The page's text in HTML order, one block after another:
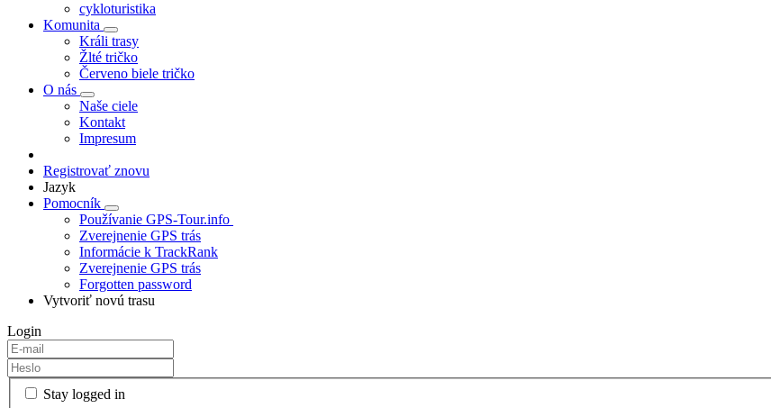
cykloturistika
Komunita
Králi trasy
Žlté tričko
Červeno biele tričko
O nás
Naše ciele
Kontakt
Impresum
Registrovať znovu
Jazyk
Pomocník
Používanie GPS-Tour.info
Zverejnenie GPS trás
Informácie k TrackRank
Zverejnenie GPS trás
Forgotten password
Vytvoriť novú trasu
Login
Stay logged in